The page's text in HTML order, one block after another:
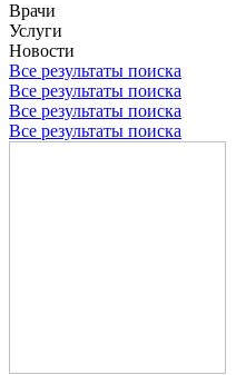
Врачи
Услуги
Новости
Все результаты поиска
Все результаты поиска
Все результаты поиска
Все результаты поиска